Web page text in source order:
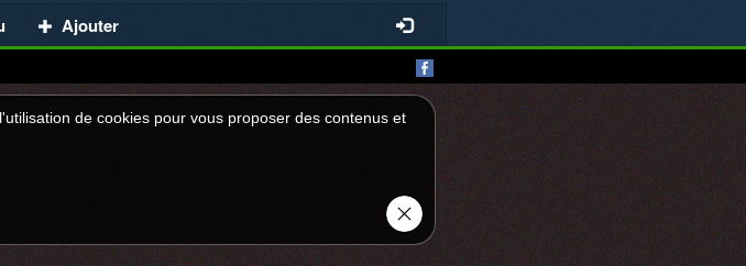
Ajouter
de cookies pour vous proposer des contenus et